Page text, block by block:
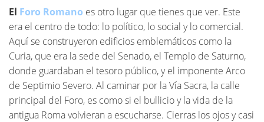
El Foro Romano es otro lugar que tienes que ver. Este
era el centro de todo: lo político, lo social y lo comercial.
Aquí se construyeron edificios emblemáticos como la
Curia, que era la sede del Senado, el Templo de Saturno,
donde guardaban el tesoro público, y el imponente Arco
de Septimio Severo. Al caminar por la Vía Sacra, la calle
principal del Foro, es como si el bullicio y la vida de la
antigua Roma volvieran a escucharse. Cierras los ojos y casi